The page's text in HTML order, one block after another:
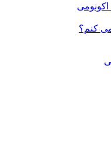
اکونومی
می کنم؟